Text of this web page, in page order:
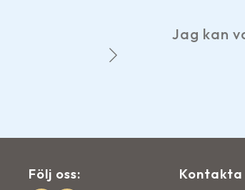
varmt rekommendera
Följ oss: Kontakta